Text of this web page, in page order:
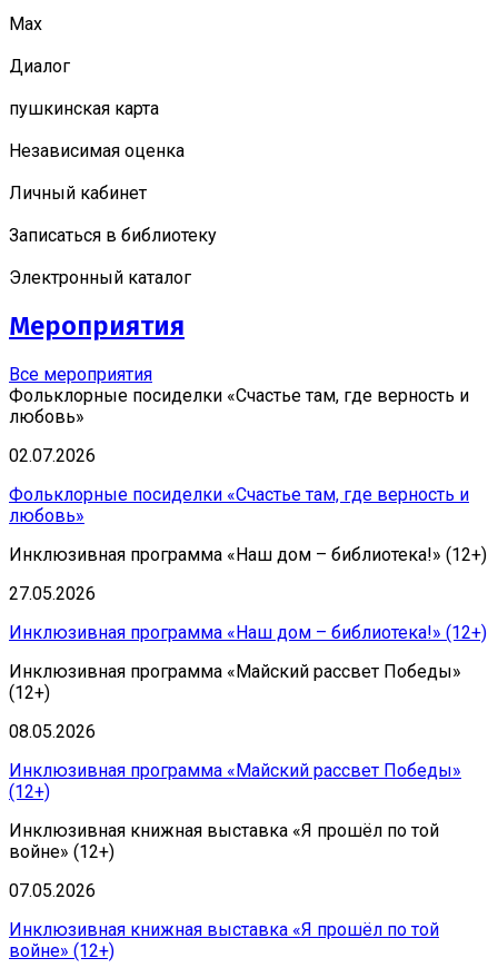
Мах
Диалог
пушкинская карта
Независимая оценка
Личный кабинет
Записаться в библиотеку
Электронный каталог
Мероприятия
Все мероприятия
Фольклорные посиделки «Счастье там, где верность и
любовь»
02.07.2026
Фольклорные посиделки «Счастье там, где верность и
любовь»
Инклюзивная программа «Наш дом – библиотека!» (12+)
27.05.2026
Инклюзивная программа «Наш дом – библиотека!» (12+)
Инклюзивная программа «Майский рассвет Победы»
(12+)
08.05.2026
Инклюзивная программа «Майский рассвет Победы»
(12+)
Инклюзивная книжная выставка «Я прошёл по той
войне» (12+)
07.05.2026
Инклюзивная книжная выставка «Я прошёл по той
войне» (12+)